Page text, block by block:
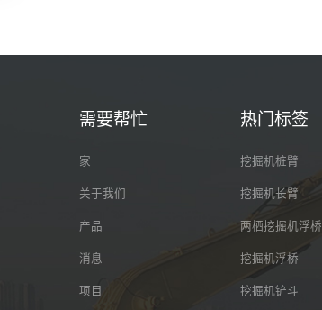
需要帮忙
家
关于我们
产品
消息
项目
热门标签
挖掘机桩臂
挖掘机长臂
两栖挖掘机浮桥
挖掘机浮桥
挖掘机铲斗